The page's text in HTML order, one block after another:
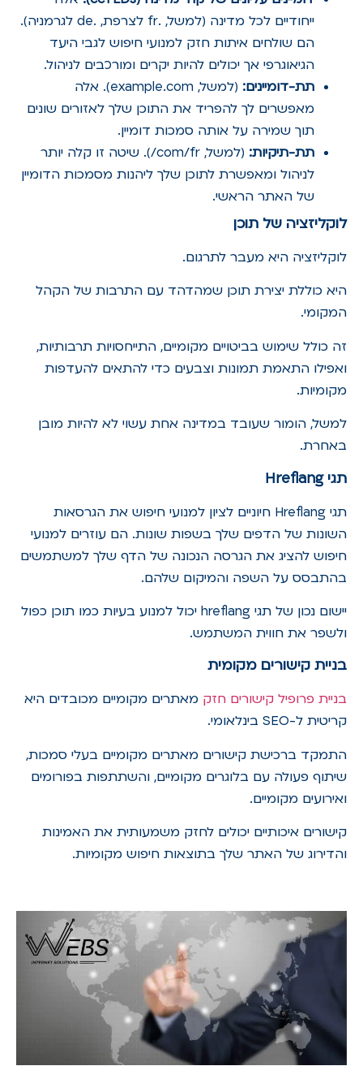
ייחודיים לכל מדינה (למשל, .fr לצרפת, .de לגרמניה).
הם שולחים איתות חזק למנועי חיפוש לגבי היעד
הגיאוגרפי אך יכולים להיות יקרים ומורכבים לניהול.
תת-דומיינים:
(למשל, example.com). אלה
מאפשרים לך להפריד את התוכן שלך לאזורים שונים
תוך שמירה על אותה סמכות דומיין.
תת-תיקיות:
(למשל, com/fr/). שיטה זו קלה יותר
לניהול ומאפשרת לתוכן שלך ליהנות מסמכות הדומיין
של האתר הראשי.
לוקליזציה של תוכן
לוקליזציה היא מעבר לתרגום.
היא כוללת יצירת תוכן שמהדהד עם התרבות של הקהל
המקומי.
זה כולל שימוש בביטויים מקומיים, התייחסויות תרבותיות,
ואפילו התאמת תמונות וצבעים כדי להתאים להעדפות
מקומיות.
למשל, הומור שעובד במדינה אחת עשוי לא להיות מובן
באחרת.
תגיHreflang
תגי Hreflang חיוניים לציון למנועי חיפוש את הגרסאות
השונות של הדפים שלך בשפות שונות. הם עוזרים למנועי
חיפוש להציג את הגרסה הנכונה של הדף שלך למשתמשים
בהתבסס על השפה והמיקום שלהם.
יישום נכון של תגי hreflang יכול למנוע בעיות כמו תוכן כפול
ולשפר את חווית המשתמש.
בניית קישורים מקומית
בניית פרופיל קישורים חזק מאתרים מקומיים מכובדים היא
קריטית ל-SEO בינלאומי.
התמקד ברכישת קישורים מאתרים מקומיים בעלי סמכות,
שיתוף פעולה עם בלוגרים מקומיים, והשתתפות בפורומים
ואירועים מקומיים.
קישורים איכותיים יכולים לחזק משמעותית את האמינות
והדירוג של האתר שלך בתוצאות חיפוש מקומיות.